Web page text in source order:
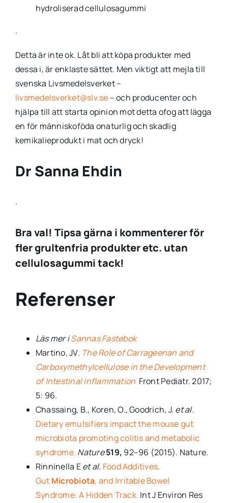
hydroliserad cellulosagummi️
.
Detta är inte ok. Låt bli att köpa produkter med
dessa i, är enklaste sättet. Men viktigt att mejla till
svenska Livsmedelsverket –
livsmedelsverket@slv.se – och producenter och
hjälpa till att starta opinion mot detta ofog att lägga
en för människoföda onaturlig och skadlig
kemikalieprodukt i mat och dryck!
Dr Sanna Ehdin
.
Bra val! Tipsa gärna i kommenterer för
fler grultenfria produkter etc. utan
cellulosagummi tack!
Referenser
Läs mer iSannas Fastebok
Martino, JV. The Role of Carrageenan and
Carboxymethylcellulose in the Development
of Intestinal Inflammation Front Pediatr. 2017;
5: 96.
Chassaing, B., Koren, O., Goodrich, J. et al.
Dietary emulsifiers impact the mouse gut
microbiota promoting colitis and metabolic
syndrome. Nature519, 92–96 (2015). Nature.
Rinninella Eet al. Food Additives,
Gut Microbiota, and Irritable Bowel
Syndrome: A Hidden Track. Int J Environ Res